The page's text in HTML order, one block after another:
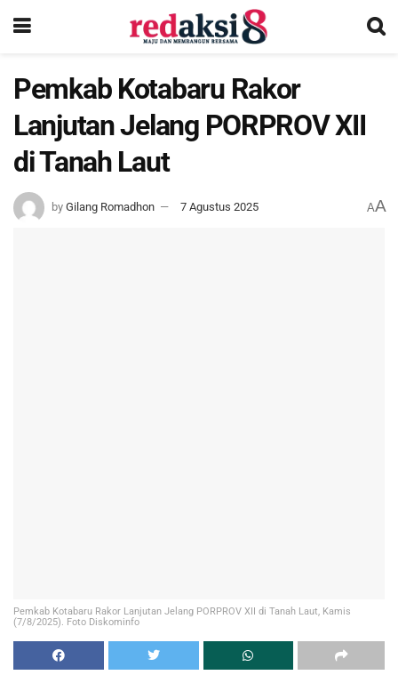
Pemkab Kotabaru Rakor
Lanjutan Jelang PORPROV XII
di Tanah Laut
by Gilang Romadhon 7 Agustus 2025 AA
Pemkab Kotabaru Rakor Lanjutan Jelang PORPROV XII di Tanah Laut, Kamis
(7/8/2025). Foto Diskominfo